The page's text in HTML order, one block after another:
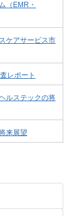
（EMR・
ケアサービス市
レポート
ルステックの将
来展望